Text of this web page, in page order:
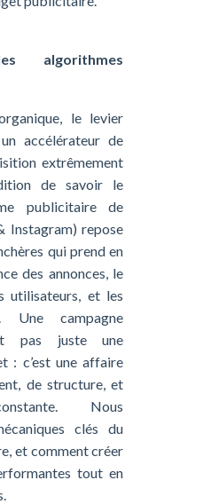
algorithmes
le levier
accélérateur de
extrêmement
de savoir le
publicitaire de
Instagram) repose
qui prend en
des annonces, le
utilisateurs, et les
Une campagne
pas juste une
: c’est une affaire
de structure, et
Nous
clés du
et comment créer
tout en